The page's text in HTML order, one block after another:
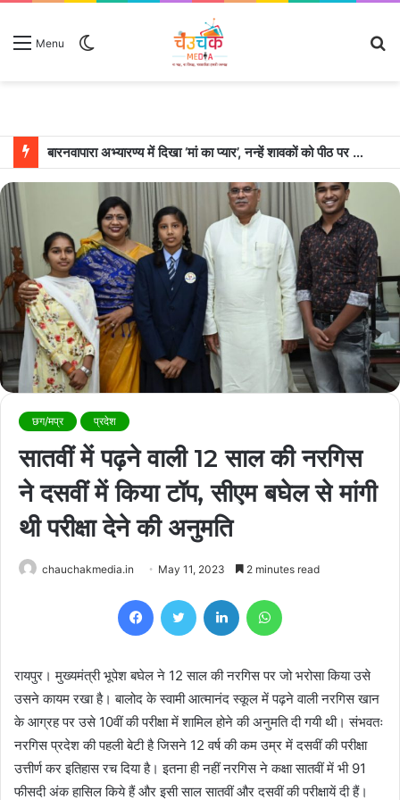
Menu
बारनवापारा अभ्यारण्य में दिखा ‘मां का प्यार’, नन्हें शावकों को पीठ पर बैठाकर घूमती दिखी मादा भालू
छग/मप्र प्रदेश
सातवीं में पढ़ने वाली 12 साल की नरगिस
ने दसवीं में किया टॉप, सीएम बघेल से मांगी
थी परीक्षा देने की अनुमति
chauchakmedia.in May 11, 2023 2 minutes read
FacebookTwitter LinkedIn
रायपुर। मुख्यमंत्री भूपेश बघेल ने 12 साल की नरगिस पर जो भरोसा किया उसे
उसने कायम रखा है। बालोद के स्वामी आत्मानंद स्कूल में पढ़ने वाली नरगिस खान
के आग्रह पर उसे 10वीं की परीक्षा में शामिल होने की अनुमति दी गयी थी। संभवतः
नरगिस प्रदेश की पहली बेटी है जिसने 12 वर्ष की कम उम्र में दसवीं की परीक्षा
उत्तीर्ण कर इतिहास रच दिया है। इतना ही नहीं नरगिस ने कक्षा सातवीं में भी 91
फीसदी अंक हासिल किये हैं और इसी साल सातवीं और दसवीं की परीक्षायें दी हैं।